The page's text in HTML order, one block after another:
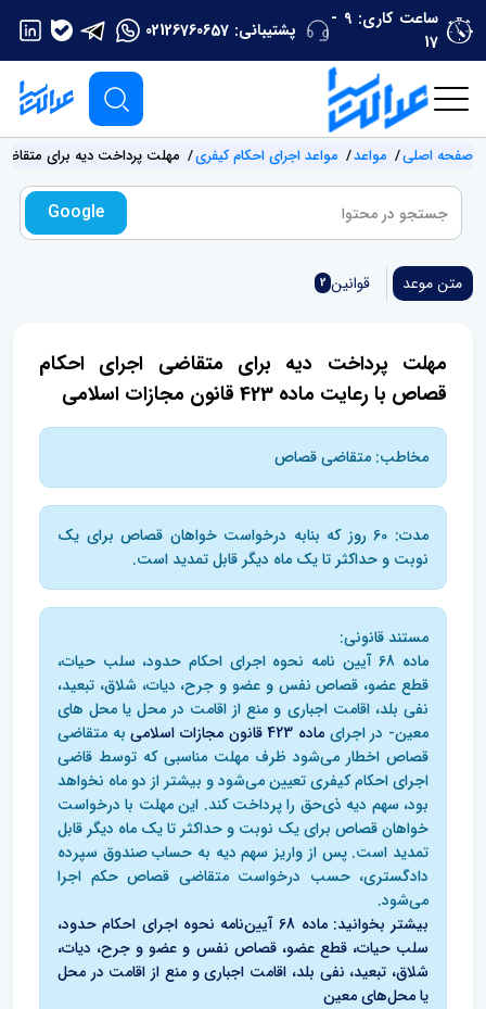
ساعت کاری: 9 -
17
پشتیبانی: 02126760657
صفحه اصلی مواعد مواعد اجرای احکام کیفری مهلت پرداخت دیه برای متقاضی اجرای
Google
متن موعد قوانین 2
مهلت پرداخت دیه برای متقاضی اجرای احکام
قصاص با رعایت ماده 423 قانون مجازات اسلامی
مخاطب: متقاضی قصاص
مدت: 60 روز که بنابه درخواست خواهان قصاص برای یک
نوبت و حداکثر تا یک ماه دیگر قابل تمدید است.
مستند قانونی:
ماده 68 آیین نامه نحوه اجرای احکام حدود، سلب حیات،
قطع عضو، قصاص نفس و عضو و جرح، دیات، شلاق، تبعید،
نفی بلد، اقامت اجباری و منع از اقامت در محل یا محل های
معین- در اجرای ماده 423 قانون مجازات اسلامی
به متقاضی
قصاص اخطار می‌شود ظرف مهلت مناسبی که توسط قاضی
اجرای احکام کیفری تعیین می‌شود و بیشتر از دو ماه نخواهد
بود، سهم دیه ذی‌حق را پرداخت کند. این مهلت با درخواست
خواهان قصاص برای یک نوبت و حداکثر تا یک ماه دیگر قابل
تمدید است. پس از واریز سهم دیه به حساب صندوق سپرده
دادگستری، حسب درخواست متقاضی قصاص حکم اجرا
می‌شود.
بیشتر بخوانید: ماده 68 آیین‌نامه نحوه اجرای احکام حدود،
سلب حیات، قطع عضو، قصاص نفس و عضو و جرح، دیات،
شلاق، تبعید، نفی بلد، اقامت اجباری و منع از اقامت در محل
یا محل‌های معین